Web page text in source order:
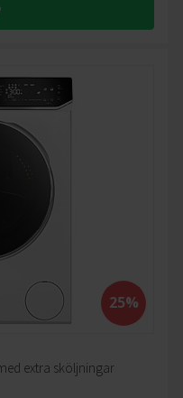
25%
extra sköljningar